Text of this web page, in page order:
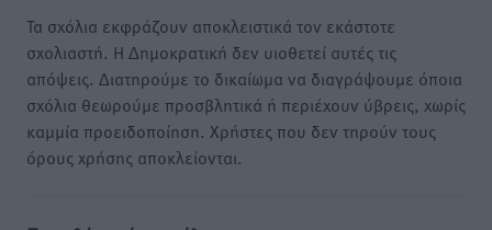
Τα σχόλια εκφράζουν αποκλειστικά τον εκάστοτε
σχολιαστή. Η Δημοκρατική δεν υιοθετεί αυτές τις
απόψεις. Διατηρούμε το δικαίωμα να διαγράψουμε όποια
σχόλια θεωρούμε προσβλητικά ή περιέχουν ύβρεις, χωρίς
καμμία προειδοποίηση. Χρήστες που δεν τηρούν τους
όρους χρήσης αποκλείονται.